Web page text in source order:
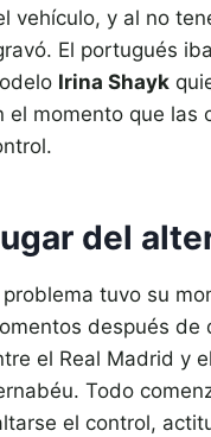
vehículo, y al no
El portugués
Irina Shayk
el momento que las
del
problema tuvo su
después de
el Real Madrid y
Todo
el control,